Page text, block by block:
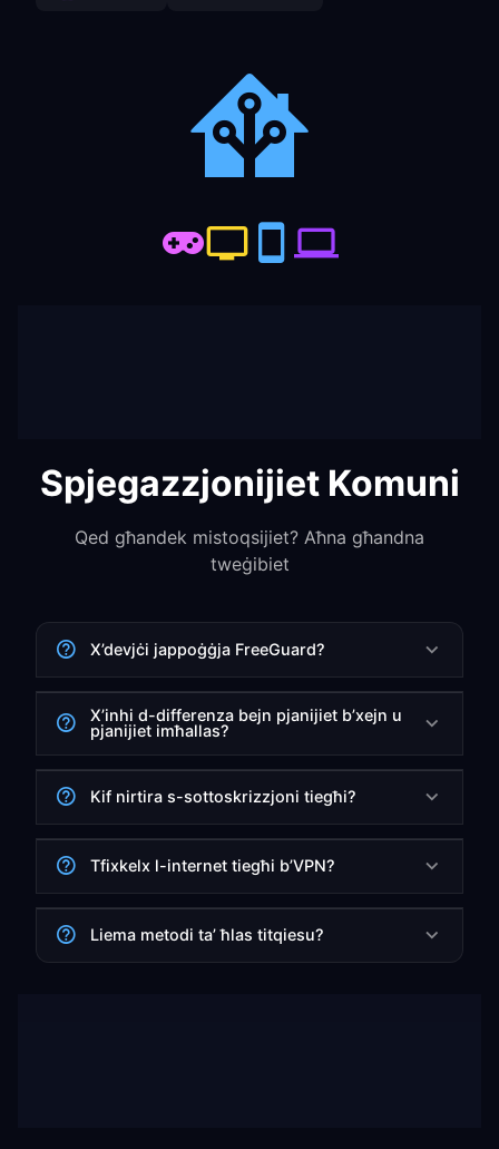
Spjegazzjonijiet Komuni
Qed għandek mistoqsijiet? Aħna għandna
tweġibiet
X’devjċi jappoġġja FreeGuard?
X’inhi d-differenza bejn pjanijiet b’xejn u
pjanijiet imħallas?
Kif nirtira s-sottoskrizzjoni tiegħi?
Tfixkelx l-internet tiegħi b’VPN?
Liema metodi ta’ ħlas titqiesu?